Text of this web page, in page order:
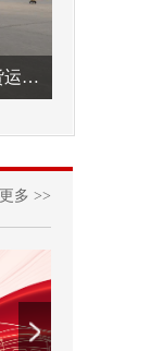
三方执法力量集结 呼伦贝尔启动90天货运车辆违法专项整治
更多 >>